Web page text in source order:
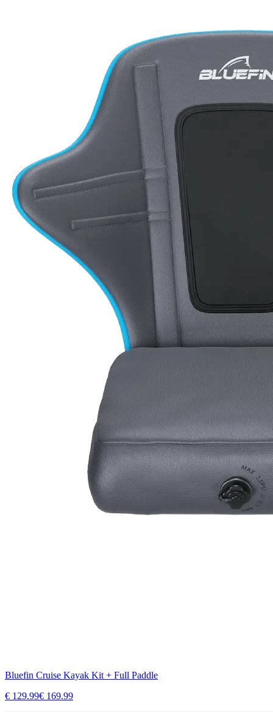
Bluefin Cruise Kayak Kit + Full Paddle
€ 129.99€ 169.99